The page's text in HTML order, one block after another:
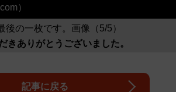
）
後の一枚です。画像（5/5）
きありがとうございました。
記事に戻る